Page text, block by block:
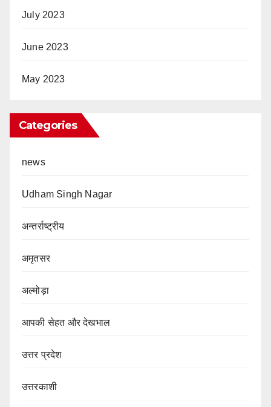
July 2023
June 2023
May 2023
Categories
news
Udham Singh Nagar
अन्तर्राष्ट्रीय
अमृतसर
अल्मोड़ा
आपकी सेहत और देखभाल
उत्तर प्रदेश
उत्तरकाशी